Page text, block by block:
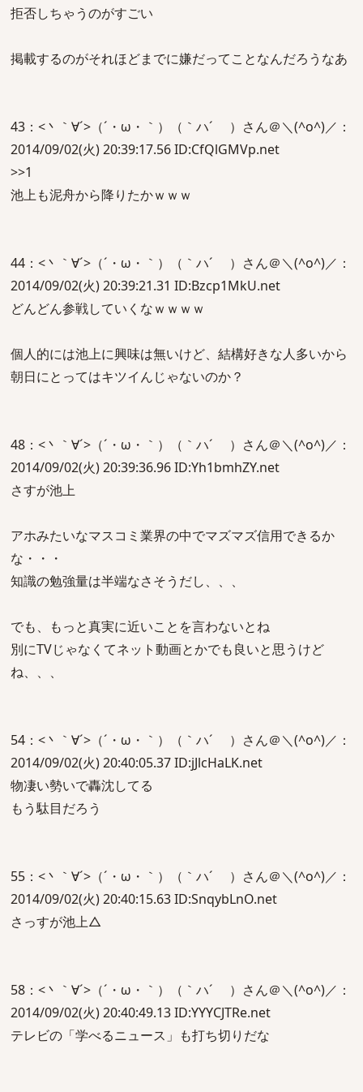
拒否しちゃうのがすごい
掲載するのがそれほどまでに嫌だってことなんだろうなあ
43：<丶｀∀´>（´・ω・｀）（｀ハ´ ）さん＠＼(^o^)／：
2014/09/02(火) 20:39:17.56 ID:CfQlGMVp.net
>>1
池上も泥舟から降りたかｗｗｗ
44：<丶｀∀´>（´・ω・｀）（｀ハ´ ）さん＠＼(^o^)／：
2014/09/02(火) 20:39:21.31 ID:Bzcp1MkU.net
どんどん参戦していくなｗｗｗｗ
個人的には池上に興味は無いけど、結構好きな人多いから
朝日にとってはキツイんじゃないのか？
48：<丶｀∀´>（´・ω・｀）（｀ハ´ ）さん＠＼(^o^)／：
2014/09/02(火) 20:39:36.96 ID:Yh1bmhZY.net
さすが池上
アホみたいなマスコミ業界の中でマズマズ信用できるか
な・・・
知識の勉強量は半端なさそうだし、、、
でも、もっと真実に近いことを言わないとね
別にTVじゃなくてネット動画とかでも良いと思うけど
ね、、、
54：<丶｀∀´>（´・ω・｀）（｀ハ´ ）さん＠＼(^o^)／：
2014/09/02(火) 20:40:05.37 ID:jJlcHaLK.net
物凄い勢いで轟沈してる
もう駄目だろう
55：<丶｀∀´>（´・ω・｀）（｀ハ´ ）さん＠＼(^o^)／：
2014/09/02(火) 20:40:15.63 ID:SnqybLnO.net
さっすが池上△
58：<丶｀∀´>（´・ω・｀）（｀ハ´ ）さん＠＼(^o^)／：
2014/09/02(火) 20:40:49.13 ID:YYYCJTRe.net
テレビの「学べるニュース」も打ち切りだな